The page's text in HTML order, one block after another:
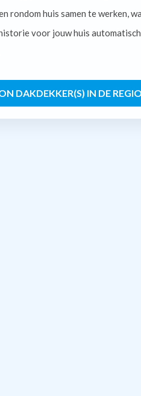
rondom huis samen te werken,
voor jouw huis
DAKDEKKER(S) IN DE REGIO